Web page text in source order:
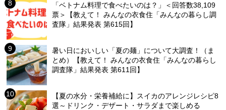
「ベトナム料理で食べたいのは？」＜回答数38,109
票＞【教えて！ みんなの衣食住「みんなの暮らし調
査隊」結果発表 第615回】
暑い日においしい「夏の麺」について大調査！（ま
とめ）【教えて！ みんなの衣食住「みんなの暮らし
調査隊」結果発表 第611回】
【夏の水分・栄養補給に】スイカのアレンジレシピ8
選～ドリンク・デザート・サラダまで楽しめる